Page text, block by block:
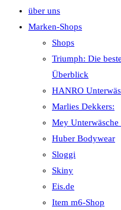
über uns
Marken-Shops
Shops
Triumph: Die
Überblick
HANRO
Marlies Dekkers:
Mey
Huber Bodywear
Sloggi
Skiny
Eis.de
Item m6-Shop